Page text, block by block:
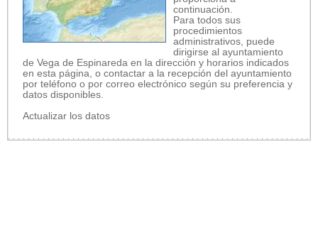
continuación.
Para todos sus
procedimientos
administrativos, puede
dirigirse al ayuntamiento
de Vega de Espinareda en la dirección y horarios indicados
en esta página, o contactar a la recepción del ayuntamiento
por teléfono o por correo electrónico según su preferencia y
datos disponibles.
Actualizar los datos